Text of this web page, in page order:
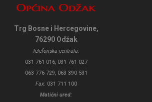
Trg Bosne i Hercegovine,
76290 Odžak
Telefonska centrala:
031 761 016, 031 761 027
063 776 729, 063 390 531
Fax: 031 711 100
Matični ured: